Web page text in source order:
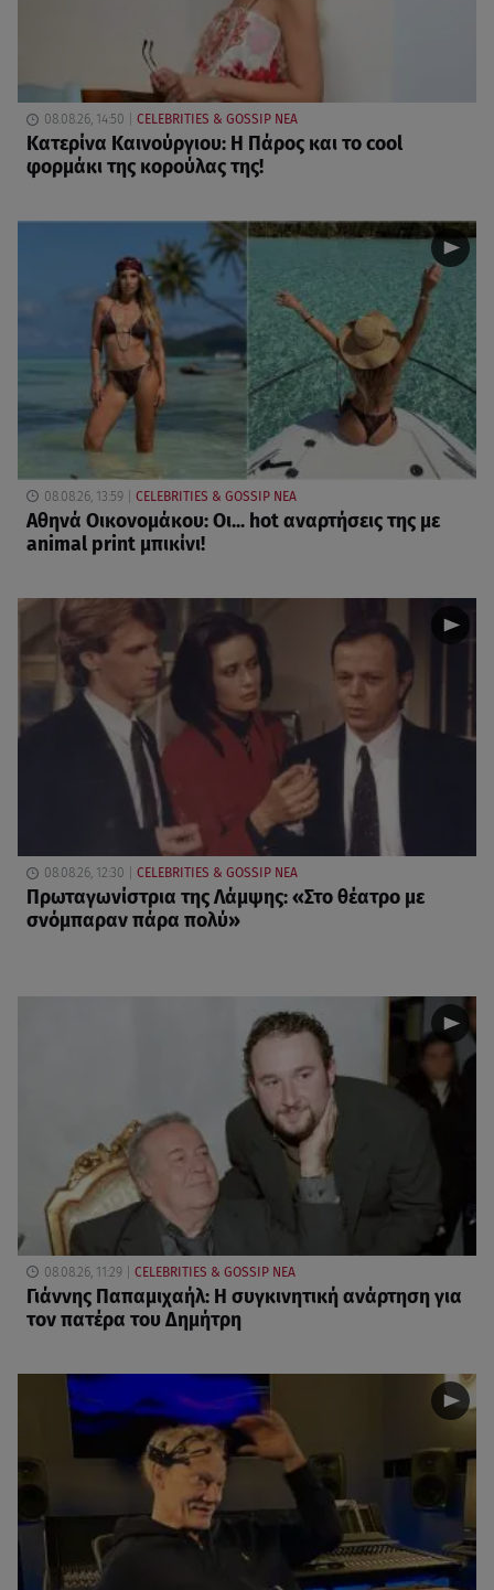
08.08.26, 14:50 CELEBRITIES & GOSSIP ΝΕΑ
Κατερίνα Καινούργιου: Η Πάρος και το cool
φορμάκι της κορούλας της!
08.08.26, 13:59 CELEBRITIES & GOSSIP ΝΕΑ
Αθηνά Οικονομάκου: Οι... hot αναρτήσεις της με
animal print μπικίνι!
08.08.26, 12:30 CELEBRITIES & GOSSIP ΝΕΑ
Πρωταγωνίστρια της Λάμψης: «Στο θέατρο με
σνόμπαραν πάρα πολύ»
08.08.26, 11:29 CELEBRITIES & GOSSIP ΝΕΑ
Γιάννης Παπαμιχαήλ: Η συγκινητική ανάρτηση για
τον πατέρα του Δημήτρη